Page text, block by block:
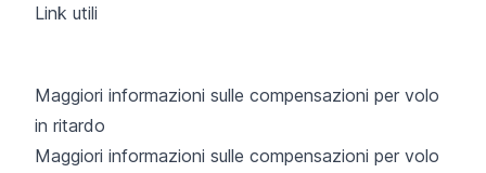
Link utili
Maggiori informazioni sulle compensazioni per volo
in ritardo
Maggiori informazioni sulle compensazioni per volo